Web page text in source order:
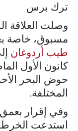
ترك برس
وصلت العلاقة
مسبوق، خاصة
طيب أردوغان
كانون الأول
حوض البحر
المختلفة.
وفي إقرار
استدعت